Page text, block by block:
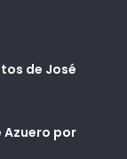
de José
por